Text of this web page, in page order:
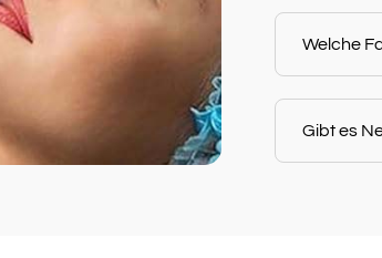
Welche
Gibt es